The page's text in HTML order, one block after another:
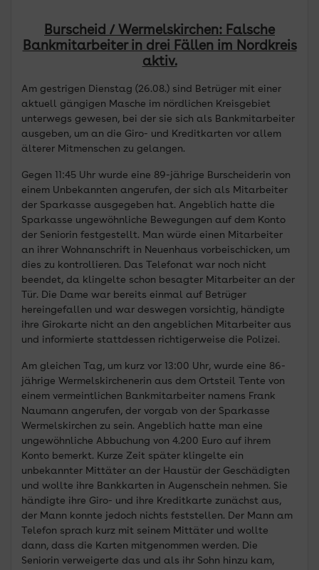
Burscheid / Wermelskirchen: Falsche
Bankmitarbeiter in drei Fällen im Nordkreis
aktiv.
Am gestrigen Dienstag (26.08.) sind Betrüger mit einer
aktuell gängigen Masche im nördlichen Kreisgebiet
unterwegs gewesen, bei der sie sich als Bankmitarbeiter
ausgeben, um an die Giro- und Kreditkarten vor allem
älterer Mitmenschen zu gelangen.
Gegen 11:45 Uhr wurde eine 89-jährige Burscheiderin von
einem Unbekannten angerufen, der sich als Mitarbeiter
der Sparkasse ausgegeben hat. Angeblich hatte die
Sparkasse ungewöhnliche Bewegungen auf dem Konto
der Seniorin festgestellt. Man würde einen Mitarbeiter
an ihrer Wohnanschrift in Neuenhaus vorbeischicken, um
dies zu kontrollieren. Das Telefonat war noch nicht
beendet, da klingelte schon besagter Mitarbeiter an der
Tür. Die Dame war bereits einmal auf Betrüger
hereingefallen und war deswegen vorsichtig, händigte
ihre Girokarte nicht an den angeblichen Mitarbeiter aus
und informierte stattdessen richtigerweise die Polizei.
Am gleichen Tag, um kurz vor 13:00 Uhr, wurde eine 86-
jährige Wermelskirchenerin aus dem Ortsteil Tente von
einem vermeintlichen Bankmitarbeiter namens Frank
Naumann angerufen, der vorgab von der Sparkasse
Wermelskirchen zu sein. Angeblich hatte man eine
ungewöhnliche Abbuchung von 4.200 Euro auf ihrem
Konto bemerkt. Kurze Zeit später klingelte ein
unbekannter Mittäter an der Haustür der Geschädigten
und wollte ihre Bankkarten in Augenschein nehmen. Sie
händigte ihre Giro- und ihre Kreditkarte zunächst aus,
der Mann konnte jedoch nichts feststellen. Der Mann am
Telefon sprach kurz mit seinem Mittäter und wollte
dann, dass die Karten mitgenommen werden. Die
Seniorin verweigerte das und als ihr Sohn hinzu kam,